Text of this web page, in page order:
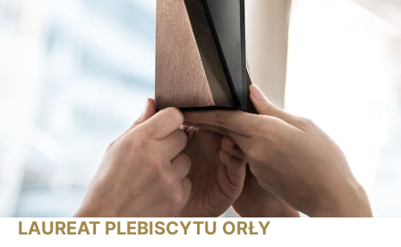
LAUREAT PLEBISCYTU ORŁY